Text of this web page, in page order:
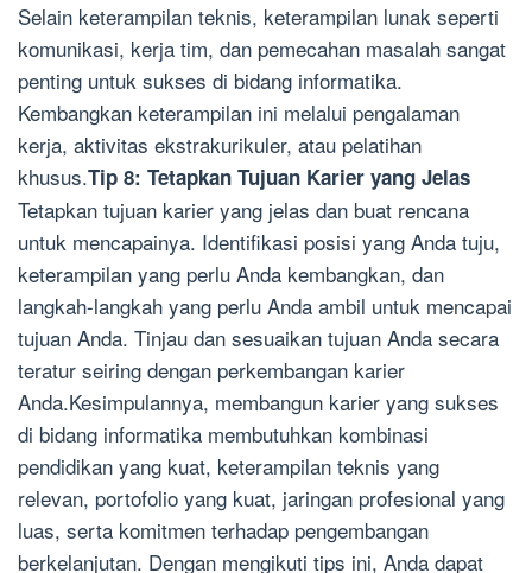
Selain keterampilan teknis, keterampilan lunak seperti
komunikasi, kerja tim, dan pemecahan masalah sangat
penting untuk sukses di bidang informatika.
Kembangkan keterampilan ini melalui pengalaman
kerja, aktivitas ekstrakurikuler, atau pelatihan
khusus.Tip 8: Tetapkan Tujuan Karier yang Jelas
Tetapkan tujuan karier yang jelas dan buat rencana
untuk mencapainya. Identifikasi posisi yang Anda tuju,
keterampilan yang perlu Anda kembangkan, dan
langkah-langkah yang perlu Anda ambil untuk mencapai
tujuan Anda. Tinjau dan sesuaikan tujuan Anda secara
teratur seiring dengan perkembangan karier
Anda.Kesimpulannya, membangun karier yang sukses
di bidang informatika membutuhkan kombinasi
pendidikan yang kuat, keterampilan teknis yang
relevan, portofolio yang kuat, jaringan profesional yang
luas, serta komitmen terhadap pengembangan
berkelanjutan. Dengan mengikuti tips ini, Anda dapat